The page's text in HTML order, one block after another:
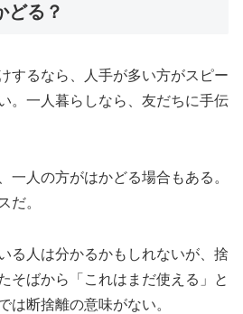
どる？
するなら、人手が多い方がスピー
。一人暮らしなら、友だちに手伝
一人の方がはかどる場合もある。
だ。
る人は分かるかもしれないが、捨
そばから「これはまだ使える」と
は断捨離の意味がない。